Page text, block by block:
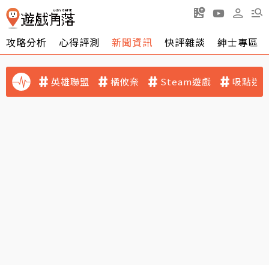
攻略分析 心得評測 新聞資訊 快評雜談 紳士專區
英雄聯盟 橘攸奈 Steam遊戲 吸點迷